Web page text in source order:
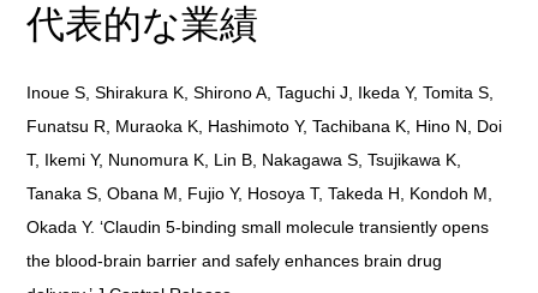
代表的な業績
Inoue S, Shirakura K, Shirono A, Taguchi J, Ikeda Y, Tomita S,
Funatsu R, Muraoka K, Hashimoto Y, Tachibana K, Hino N, Doi
T, Ikemi Y, Nunomura K, Lin B, Nakagawa S, Tsujikawa K,
Tanaka S, Obana M, Fujio Y, Hosoya T, Takeda H, Kondoh M,
Okada Y. ‘Claudin 5-binding small molecule transiently opens
the blood-brain barrier and safely enhances brain drug